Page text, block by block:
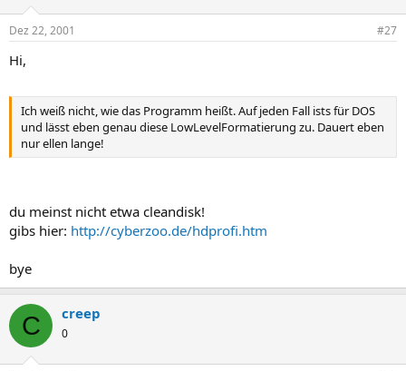
Dez 22, 2001 #27
Hi,
Ich weiß nicht, wie das Programm heißt. Auf jeden Fall ists für DOS
und lässt eben genau diese LowLevelFormatierung zu. Dauert eben
nur ellen lange!
du meinst nicht etwa cleandisk!
gibs hier: http://cyberzoo.de/hdprofi.htm
bye
C creep
0